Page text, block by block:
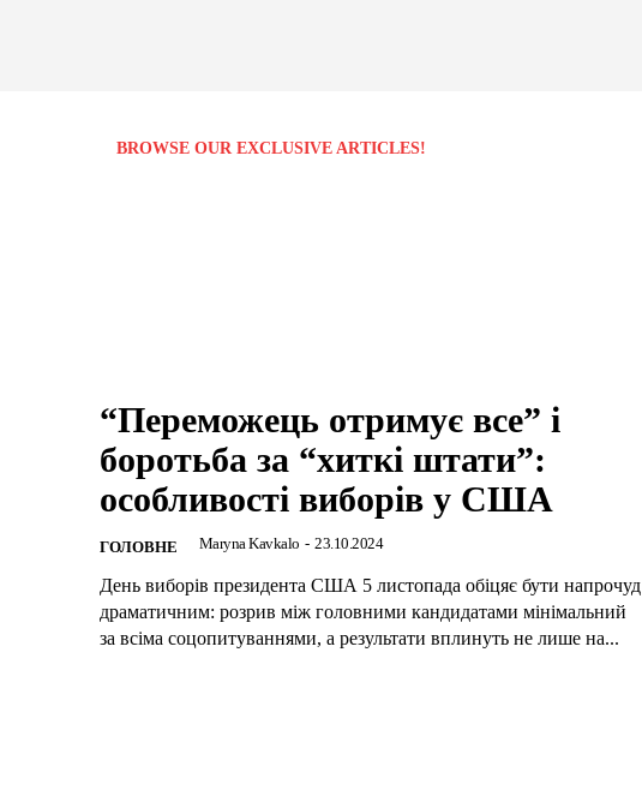
BROWSE OUR EXCLUSIVE ARTICLES!
“Переможець отримує все” і
боротьба за “хиткі штати”:
особливості виборів у США
ГОЛОВНЕ Maryna Kavkalo - 23.10.2024
День виборів президента США 5 листопада обіцяє бути напрочуд
драматичним: розрив між головними кандидатами мінімальний
за всіма соцопитуваннями, а результати вплинуть не лише на...